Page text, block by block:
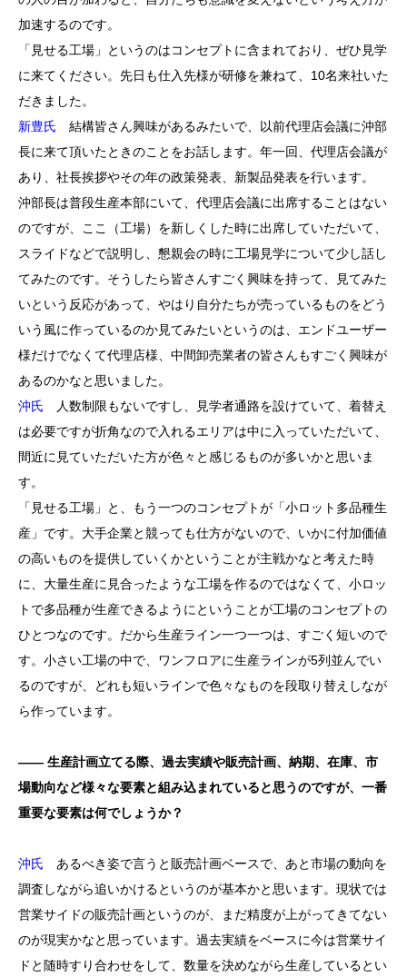
加速するのです。
「見せる工場」というのはコンセプトに含まれており、ぜひ見学
に来てください。先日も仕入先様が研修を兼ねて、10名来社いた
だきました。
新豊氏 結構皆さん興味があるみたいで、以前代理店会議に沖部
長に来て頂いたときのことをお話します。年一回、代理店会議が
あり、社長挨拶やその年の政策発表、新製品発表を行います。
沖部長は普段生産本部にいて、代理店会議に出席することはない
のですが、ここ（工場）を新しくした時に出席していただいて、
スライドなどで説明し、懇親会の時に工場見学について少し話し
てみたのです。そうしたら皆さんすごく興味を持って、見てみた
いという反応があって、やはり自分たちが売っているものをどう
いう風に作っているのか見てみたいというのは、エンドユーザー
様だけでなくて代理店様、中間卸売業者の皆さんもすごく興味が
あるのかなと思いました。
沖氏 人数制限もないですし、見学者通路を設けていて、着替え
は必要ですが折角なので入れるエリアは中に入っていただいて、
間近に見ていただいた方が色々と感じるものが多いかと思いま
す。
「見せる工場」と、もう一つのコンセプトが「小ロット多品種生
産」です。大手企業と競っても仕方がないので、いかに付加価値
の高いものを提供していくかということが主戦かなと考えた時
に、大量生産に見合ったような工場を作るのではなくて、小ロッ
トで多品種が生産できるようにということが工場のコンセプトの
ひとつなのです。だから生産ライン一つ一つは、すごく短いので
す。小さい工場の中で、ワンフロアに生産ラインが5列並んでい
るのですが、どれも短いラインで色々なものを段取り替えしなが
ら作っています。
―― 生産計画立てる際、過去実績や販売計画、納期、在庫、市
場動向など様々な要素と組み込まれていると思うのですが、一番
重要な要素は何でしょうか？
沖氏 あるべき姿で言うと販売計画ベースで、あと市場の動向を
調査しながら追いかけるというのが基本かと思います。現状では
営業サイドの販売計画というのが、まだ精度が上がってきてない
のが現実かなと思っています。過去実績をベースに今は営業サイ
ドと随時すり合わせをして、数量を決めながら生産しているとい